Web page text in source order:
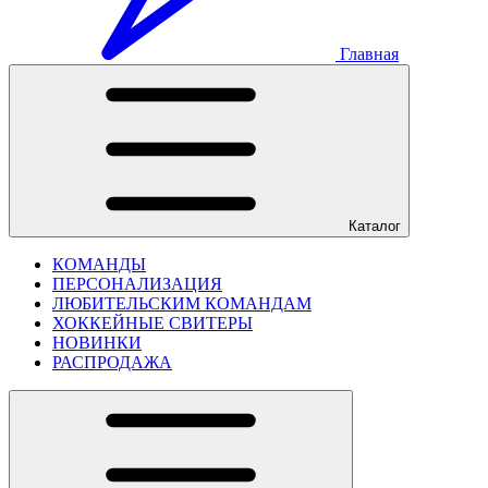
Главная
Каталог
КОМАНДЫ
ПЕРСОНАЛИЗАЦИЯ
ЛЮБИТЕЛЬСКИМ КОМАНДАМ
ХОККЕЙНЫЕ СВИТЕРЫ
НОВИНКИ
РАСПРОДАЖА